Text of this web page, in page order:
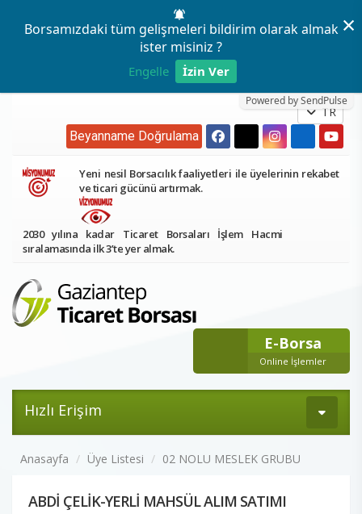
Borsamızdaki tüm gelişmeleri bildirim olarak almak
ister misiniz ?
Engelle İzin Ver
Powered by SendPulse
×
TR
Beyanname Doğrulama
Yeni nesil Borsacılık faaliyetleri ile üyelerinin rekabet
ve ticari gücünü artırmak.
2030 yılına kadar Ticaret Borsaları İşlem Hacmi
sıralamasında ilk 3’te yer almak.
E-Borsa
Online İşlemler
Hızlı Erişim
Anasayfa Üye Listesi 02 NOLU MESLEK GRUBU
ABDİ ÇELİK-YERLİ MAHSÜL ALIM SATIMI